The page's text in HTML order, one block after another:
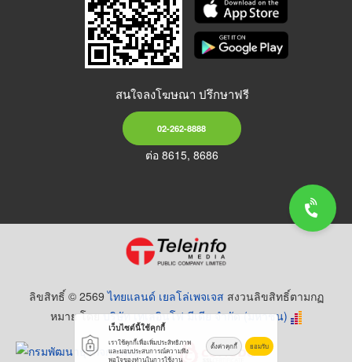
สนใจลงโฆษณา ปรึกษาฟรี
02-262-8888
ต่อ 8615, 8686
ลิขสิทธิ์ © 2569ไทยแลนด์ เยลโล่เพจเจส สงวนลิขสิทธิ์ตามกฏ
หมาย โดยบริษัท เทเลอินโฟ มีเดีย จำกัด (มหาชน)
เว็บไซต์นี้ใช้คุกกี้
เราใช้คุกกี้เพื่อเพิ่มประสิทธิภาพ
และมอบประสบการณ์ความพึง
พอใจของท่านในการใช้งาน
ตั้งค่าคุกกี้ ยอมรับ